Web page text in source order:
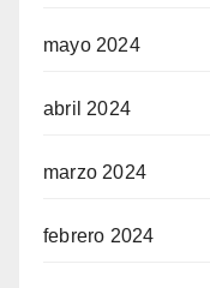
mayo 2024
abril 2024
marzo 2024
febrero 2024